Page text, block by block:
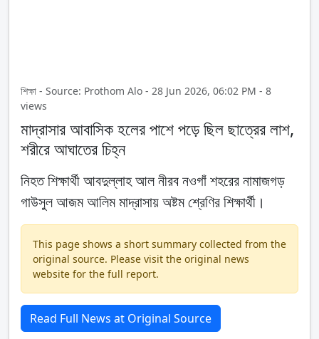
শিক্ষা - Source: Prothom Alo - 28 Jun 2026, 06:02 PM - 8
views
মাদ্রাসার আবাসিক হলের পাশে পড়ে ছিল ছাত্রের লাশ,
শরীরে আঘাতের চিহ্ন
নিহত শিক্ষার্থী আবদুল্লাহ আল নীরব নওগাঁ শহরের নামাজগড়
গাউসুল আজম আলিম মাদ্রাসায় অষ্টম শ্রেণির শিক্ষার্থী।
This page shows a short summary collected from the
original source. Please visit the original news
website for the full report.
Read Full News at Original Source